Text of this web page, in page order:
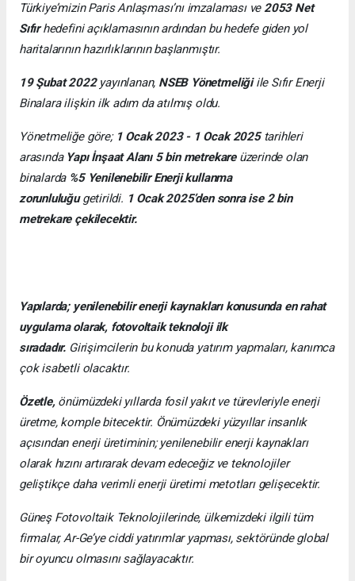
Türkiye’mizin Paris Anlaşması’nı imzalaması ve2053 Net
Sıfırhedefini açıklamasının ardından bu hedefe giden yol
haritalarının hazırlıklarının başlanmıştır.
19 Şubat 2022 yayınlanan, NSEB Yönetmeliğiile Sıfır Enerji
Binalara ilişkin ilk adım da atılmış oldu.
Yönetmeliğe göre; 1 Ocak 2023 - 1 Ocak 2025 tarihleri
arasında Yapı İnşaat Alanı 5 bin metrekare üzerinde olan
binalarda%5 Yenilenebilir Enerji kullanma
zorunluluğugetirildi. 1 Ocak 2025’den sonra ise 2 bin
metrekare çekilecektir.
Yapılarda; yenilenebilir enerji kaynakları konusunda en rahat
uygulama olarak, fotovoltaik teknoloji ilk
sıradadır. Girişimcilerin bu konuda yatırım yapmaları, kanımca
çok isabetli olacaktır.
Özetle,önümüzdeki yıllarda fosil yakıt ve türevleriyle enerji
üretme, komple bitecektir. Önümüzdeki yüzyıllar insanlık
açısından enerji üretiminin; yenilenebilir enerji kaynakları
olarak hızını artırarak devam edeceğiz ve teknolojiler
geliştikçe daha verimli enerji üretimi metotları gelişecektir.
Güneş Fotovoltaik Teknolojilerinde, ülkemizdeki ilgili tüm
firmalar, Ar-Ge’ye ciddi yatırımlar yapması, sektöründe global
bir oyuncu olmasını sağlayacaktır.